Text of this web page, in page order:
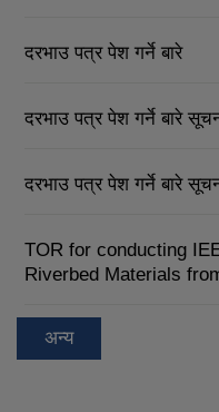
दरभाउ पत्र पेश गर्ने बारे
दरभाउ पत्र पेश गर्ने बारे
दरभाउ पत्र पेश गर्ने बारे
TOR for conducting
Riverbed Materials
अन्य